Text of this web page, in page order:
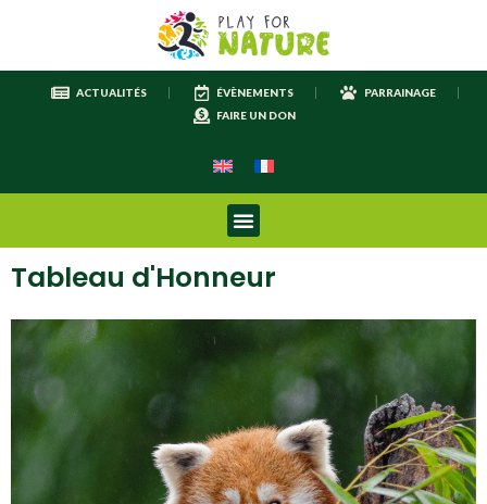
ACTUALITÉS ÉVÈNEMENTS
PARRAINAGE
FAIRE UN DON
Tableau d'Honneur